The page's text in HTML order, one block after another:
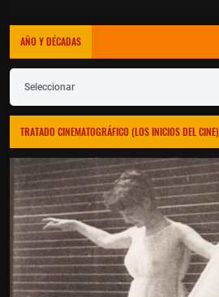
AÑO Y DÉCADAS
Seleccionar
TRATADO CINEMATOGRÁFICO (LOS INICIOS DEL CINE)